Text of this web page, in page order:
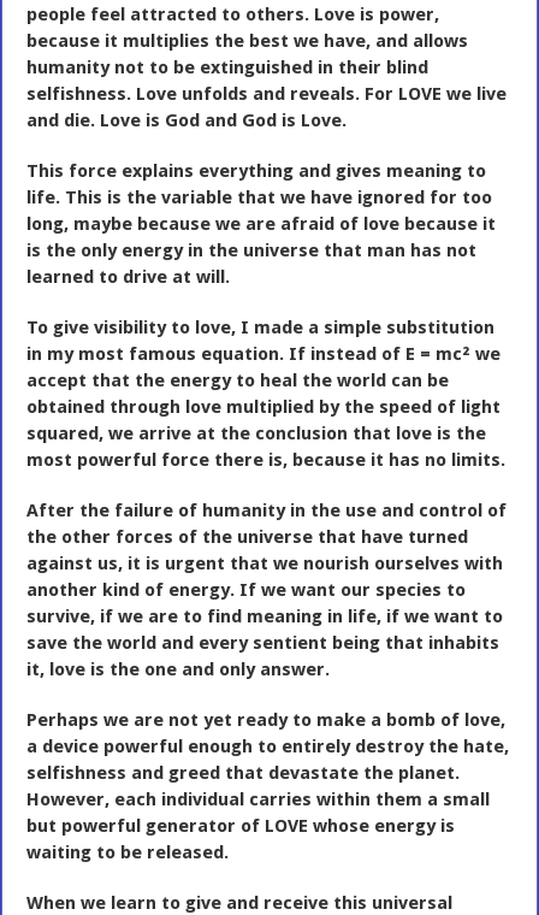
people feel attracted to others. Love is power,
because it multiplies the best we have, and allows
humanity not to be extinguished in their blind
selfishness. Love unfolds and reveals. For LOVE we live
and die. Love is God and God is Love.
This force explains everything and gives meaning to
life. This is the variable that we have ignored for too
long, maybe because we are afraid of love because it
is the only energy in the universe that man has not
learned to drive at will.
To give visibility to love, I made a simple substitution
in my most famous equation. If instead of E = mc² we
accept that the energy to heal the world can be
obtained through love multiplied by the speed of light
squared, we arrive at the conclusion that love is the
most powerful force there is, because it has no limits.
After the failure of humanity in the use and control of
the other forces of the universe that have turned
against us, it is urgent that we nourish ourselves with
another kind of energy. If we want our species to
survive, if we are to find meaning in life, if we want to
save the world and every sentient being that inhabits
it, love is the one and only answer.
Perhaps we are not yet ready to make a bomb of love,
a device powerful enough to entirely destroy the hate,
selfishness and greed that devastate the planet.
However, each individual carries within them a small
but powerful generator of LOVE whose energy is
waiting to be released.
When we learn to give and receive this universal